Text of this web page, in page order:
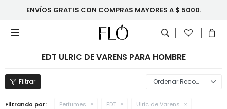
ENVÍOS GRATIS CON COMPRAS MAYORES A $ 5000.

EDT ULRIC DE VARENS PARA HOMBRE
Recomendados
Filtrando por: Perfumes EDT Ulric de Varens